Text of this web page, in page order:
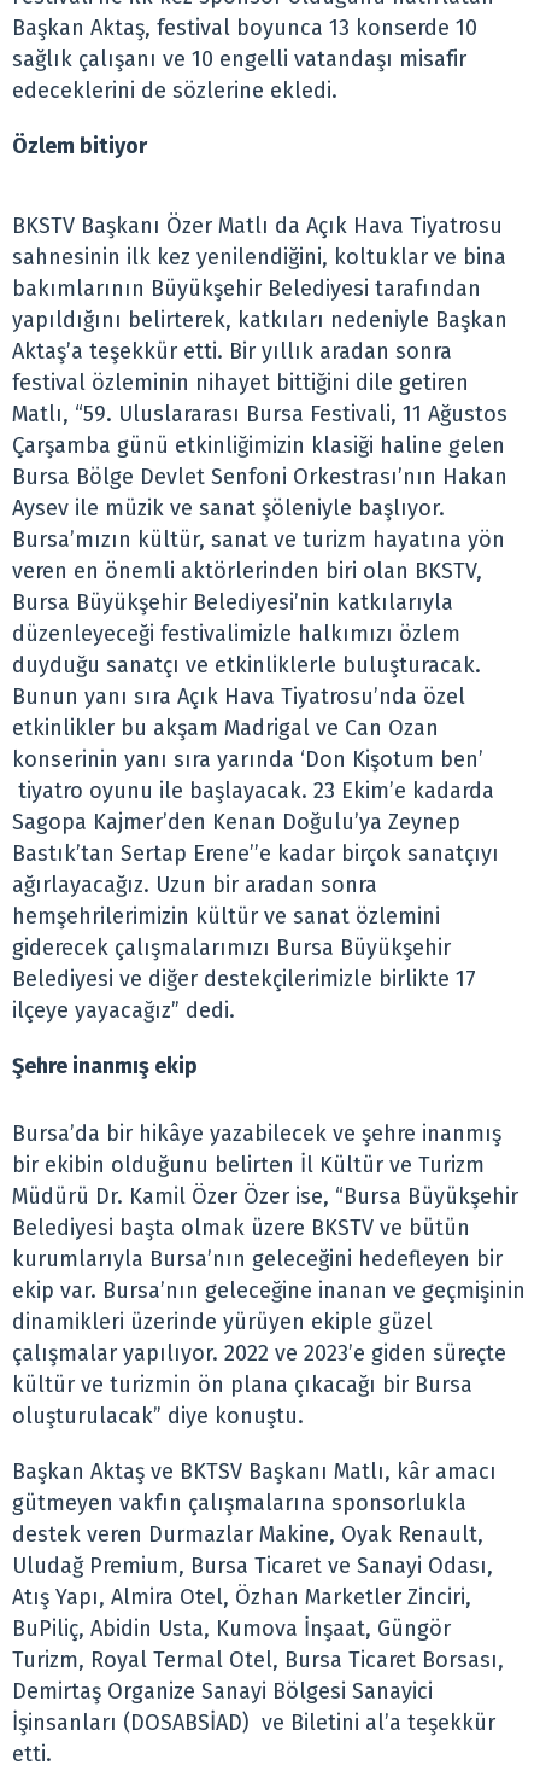
Başkan Aktaş, festival boyunca 13 konserde 10
sağlık çalışanı ve 10 engelli vatandaşı misafir
edeceklerini de sözlerine ekledi.
Özlem bitiyor
BKSTV Başkanı Özer Matlı da Açık Hava Tiyatrosu
sahnesinin ilk kez yenilendiğini, koltuklar ve bina
bakımlarının Büyükşehir Belediyesi tarafından
yapıldığını belirterek, katkıları nedeniyle Başkan
Aktaş’a teşekkür etti. Bir yıllık aradan sonra
festival özleminin nihayet bittiğini dile getiren
Matlı, “59. Uluslararası Bursa Festivali, 11 Ağustos
Çarşamba günü etkinliğimizin klasiği haline gelen
Bursa Bölge Devlet Senfoni Orkestrası’nın Hakan
Aysev ile müzik ve sanat şöleniyle başlıyor.
Bursa’mızın kültür, sanat ve turizm hayatına yön
veren en önemli aktörlerinden biri olan BKSTV,
Bursa Büyükşehir Belediyesi’nin katkılarıyla
düzenleyeceği festivalimizle halkımızı özlem
duyduğu sanatçı ve etkinliklerle buluşturacak.
Bunun yanı sıra Açık Hava Tiyatrosu’nda özel
etkinlikler bu akşam Madrigal ve Can Ozan
konserinin yanı sıra yarında ‘Don Kişotum ben’
tiyatro oyunu ile başlayacak. 23 Ekim’e kadarda
Sagopa Kajmer’den Kenan Doğulu’ya Zeynep
Bastık’tan Sertap Erene’’e kadar birçok sanatçıyı
ağırlayacağız. Uzun bir aradan sonra
hemşehrilerimizin kültür ve sanat özlemini
giderecek çalışmalarımızı Bursa Büyükşehir
Belediyesi ve diğer destekçilerimizle birlikte 17
ilçeye yayacağız” dedi.
Şehre inanmış ekip
Bursa’da bir hikâye yazabilecek ve şehre inanmış
bir ekibin olduğunu belirten İl Kültür ve Turizm
Müdürü Dr. Kamil Özer Özer ise, “Bursa Büyükşehir
Belediyesi başta olmak üzere BKSTV ve bütün
kurumlarıyla Bursa’nın geleceğini hedefleyen bir
ekip var. Bursa’nın geleceğine inanan ve geçmişinin
dinamikleri üzerinde yürüyen ekiple güzel
çalışmalar yapılıyor. 2022 ve 2023’e giden süreçte
kültür ve turizmin ön plana çıkacağı bir Bursa
oluşturulacak” diye konuştu.
Başkan Aktaş ve BKTSV Başkanı Matlı, kâr amacı
gütmeyen vakfın çalışmalarına sponsorlukla
destek veren Durmazlar Makine, Oyak Renault,
Uludağ Premium, Bursa Ticaret ve Sanayi Odası,
Atış Yapı, Almira Otel, Özhan Marketler Zinciri,
BuPiliç, Abidin Usta, Kumova İnşaat, Güngör
Turizm, Royal Termal Otel, Bursa Ticaret Borsası,
Demirtaş Organize Sanayi Bölgesi Sanayici
İşinsanları (DOSABSİAD) ve Biletini al’a teşekkür
etti.